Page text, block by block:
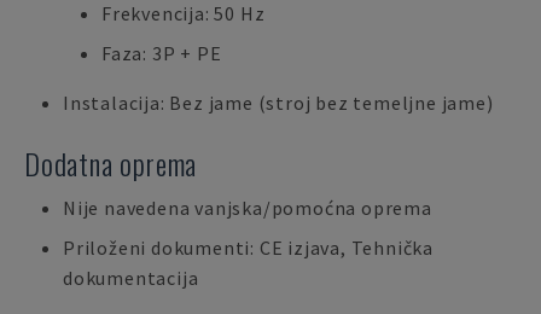
Frekvencija: 50 Hz
Faza: 3P + PE
Instalacija: Bez jame (stroj bez temeljne jame)
Dodatna oprema
Nije navedena vanjska/pomoćna oprema
Priloženi dokumenti: CE izjava, Tehnička
dokumentacija